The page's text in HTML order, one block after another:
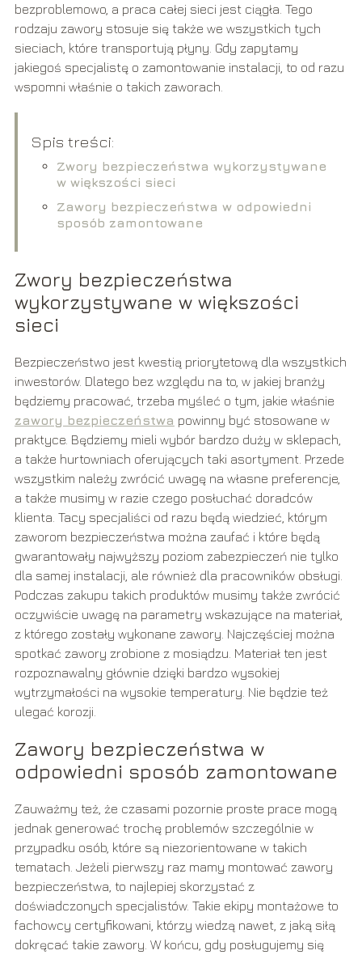
bezproblemowo, a praca całej sieci jest ciągła. Tego
rodzaju zawory stosuje się także we wszystkich tych
sieciach, które transportują płyny. Gdy zapytamy
jakiegoś specjalistę o zamontowanie instalacji, to od razu
wspomni właśnie o takich zaworach.
Spis treści:
Zwory bezpieczeństwa wykorzystywane
w większości sieci
Zawory bezpieczeństwa w odpowiedni
sposób zamontowane
Zwory bezpieczeństwa
wykorzystywane w większości
sieci
Bezpieczeństwo jest kwestią priorytetową dla wszystkich
inwestorów. Dlatego bez względu na to, w jakiej branży
będziemy pracować, trzeba myśleć o tym, jakie właśnie
zawory bezpieczeństwa powinny być stosowane w
praktyce. Będziemy mieli wybór bardzo duży w sklepach,
a także hurtowniach oferujących taki asortyment. Przede
wszystkim należy zwrócić uwagę na własne preferencje,
a także musimy w razie czego posłuchać doradców
klienta. Tacy specjaliści od razu będą wiedzieć, którym
zaworom bezpieczeństwa można zaufać i które będą
gwarantowały najwyższy poziom zabezpieczeń nie tylko
dla samej instalacji, ale również dla pracowników obsługi.
Podczas zakupu takich produktów musimy także zwrócić
oczywiście uwagę na parametry wskazujące na materiał,
z którego zostały wykonane zawory. Najczęściej można
spotkać zawory zrobione z mosiądzu. Materiał ten jest
rozpoznawalny głównie dzięki bardzo wysokiej
wytrzymałości na wysokie temperatury. Nie będzie też
ulegać korozji.
Zawory bezpieczeństwa w
odpowiedni sposób zamontowane
Zauważmy też, że czasami pozornie proste prace mogą
jednak generować trochę problemów szczególnie w
przypadku osób, które są niezorientowane w takich
tematach. Jeżeli pierwszy raz mamy montować zawory
bezpieczeństwa, to najlepiej skorzystać z
doświadczonych specjalistów. Takie ekipy montażowe to
fachowcy certyfikowani, którzy wiedzą nawet, z jaką siłą
dokręcać takie zawory. W końcu, gdy posługujemy się